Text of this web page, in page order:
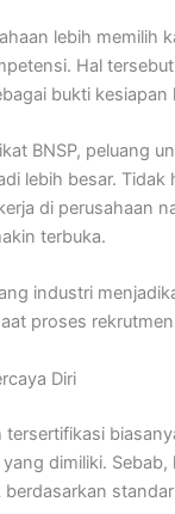
lebih memilih
Hal
bukti kesiapan
BNSP, peluang
lebih besar. Tidak
di perusahaan
terbuka.
industri
proses
Diri
dimiliki.